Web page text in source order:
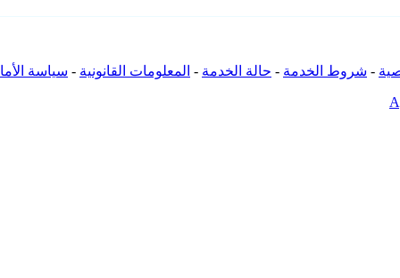
- شروط الخدمة - حالة الخدمة - المعلومات القانونية - سياسة